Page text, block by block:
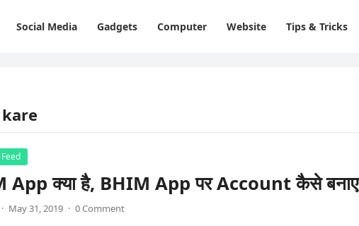
Social Media Gadgets Computer Website Tips & Tricks
App क्या है, BHIM App पर Account कैसे बनाए
· May 31, 2019 · 0 Comment